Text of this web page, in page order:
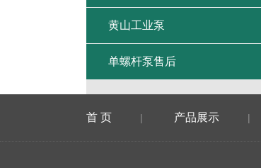
黄山工业泵
单螺杆泵售后
首 页 | 产品展示 |